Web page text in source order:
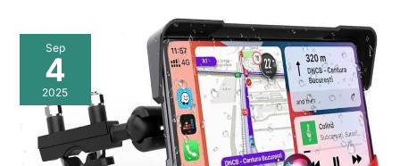
Sep
4
2025